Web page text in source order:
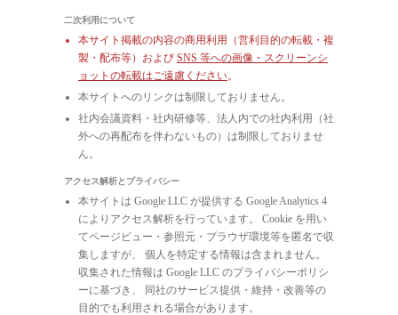
二次利用について
本サイト掲載の内容の商用利用（営利目的の転載・複
製・配布等）および SNS 等への画像・スクリーンシ
ョットの転載はご遠慮ください。
本サイトへのリンクは制限しておりません。
社内会議資料・社内研修等、法人内での社内利用（社
外への再配布を伴わないもの）は制限しておりませ
ん。
アクセス解析とプライバシー
本サイトは Google LLC が提供する Google Analytics 4
によりアクセス解析を行っています。 Cookie を用い
てページビュー・参照元・ブラウザ環境等を匿名で収
集しますが、 個人を特定する情報は含まれません。
収集された情報は Google LLC のプライバシーポリシ
ーに基づき、 同社のサービス提供・維持・改善等の
目的でも利用される場合があります。